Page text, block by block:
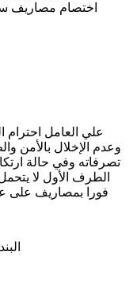
اختصام مصاريف
علي العامل احترام
وعدم الإخلال بالأمن
تصرفاته وفي حالة
الطرف الأول لا
فورا بمصاريف على